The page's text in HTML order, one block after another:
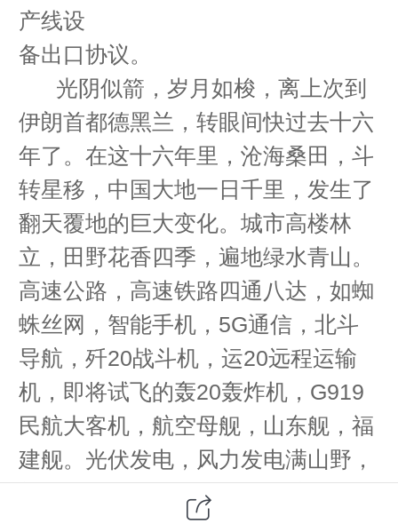
产线设
备出口协议。
光阴似箭，岁月如梭，离上次到
伊朗首都德黑兰，转眼间快过去十六
年了。在这十六年里，沧海桑田，斗
转星移，中国大地一日千里，发生了
翻天覆地的巨大变化。城市高楼林
立，田野花香四季，遍地绿水青山。
高速公路，高速铁路四通八达，如蜘
蛛丝网，智能手机，5G通信，北斗
导航，歼20战斗机，运20远程运输
机，即将试飞的轰20轰炸机，G919
民航大客机，航空母舰，山东舰，福
建舰。光伏发电，风力发电满山野，
新能源汽车满地跑....等等，这些成